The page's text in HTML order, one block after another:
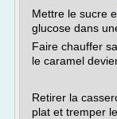
Mettre le sucre
glucose dans
Faire chauffer
le caramel
Retirer la
plat et tremper